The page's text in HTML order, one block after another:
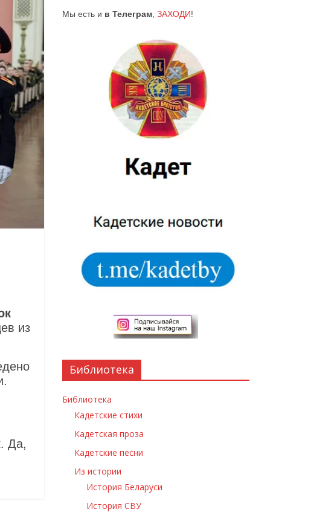
из
Да,
Мы есть и в Телеграм ЗАХОДИ!
Библиотека
Библиотека
Кадетские стихи
Кадетская проза
Кадетские песни
Из истории
История Беларуси
История СВУ